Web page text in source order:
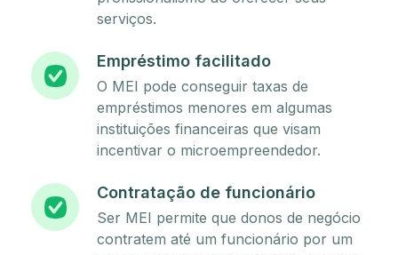
serviços.
Empréstimo facilitado
O MEI pode conseguir taxas de
empréstimos menores em algumas
instituições financeiras que visam
incentivar o microempreendedor.
Contratação de funcionário
Ser MEI permite que donos de negócio
contratem até um funcionário por um